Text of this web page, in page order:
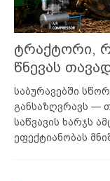
ტრაქტორი,
წნევას
საბურავებში
განსაზღვრავს —
საწვავის ხარჯს
ეფექტიანობას